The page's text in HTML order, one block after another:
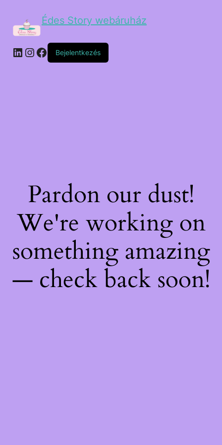
Édes Story webáruház
Bejelentkezés
Pardon our dust!
We're working on
something amazing
— check back soon!